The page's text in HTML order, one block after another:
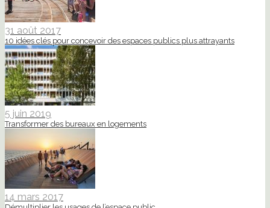
31 août 2017
10 idées clés pour concevoir des espaces publics plus attrayants
5 juin 2019
Transformer des bureaux en logements
14 mars 2017